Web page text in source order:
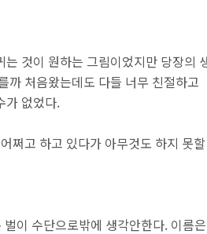
것이 원하는 그림이었지만 당장의
까 처음왔는데도 다들 너무 친절하고
가 없었다.
쩌고 하고 있다가 아무것도 하지 못할
이 수단으로밖에 생각안한다. 이름은